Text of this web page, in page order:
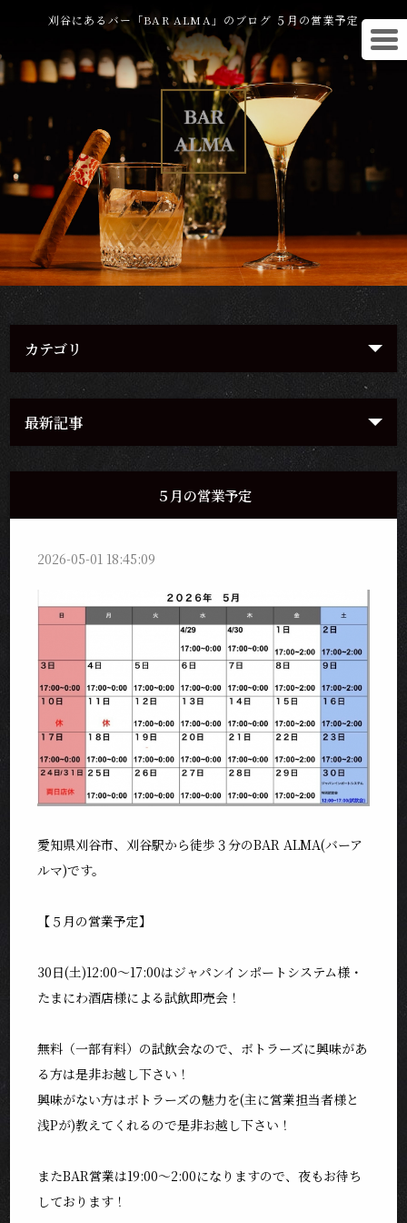
刈谷にあるバー「BAR ALMA」のブログ ５月の営業予定
カテゴリ
最新記事
５月の営業予定
2026-05-01 18:45:09
愛知県刈谷市、刈谷駅から徒歩３分のBAR ALMA(バーア
ルマ)です。
【５月の営業予定】
30日(土)12:00〜17:00はジャパンインポートシステム様・
たまにわ酒店様による試飲即売会！
無料（一部有料）の試飲会なので、ボトラーズに興味があ
る方は是非お越し下さい！
興味がない方はボトラーズの魅力を(主に営業担当者様と
浅Pが)教えてくれるので是非お越し下さい！
またBAR営業は19:00〜2:00になりますので、夜もお待ち
しております！